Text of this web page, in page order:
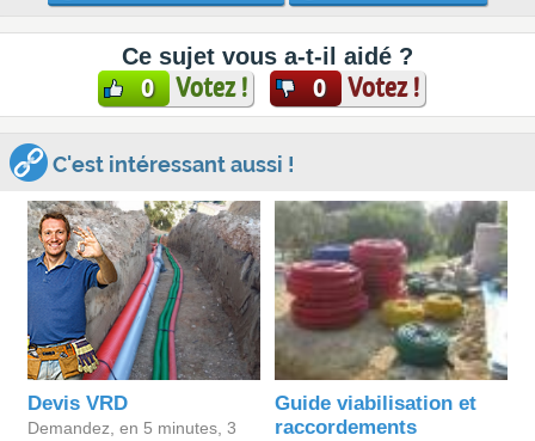
Ce sujet vous a-t-il aidé ?
0 Votez ! 0 Votez !
C'est intéressant aussi !
Devis VRD
Demandez, en 5 minutes, 3
Guide viabilisation et
raccordements